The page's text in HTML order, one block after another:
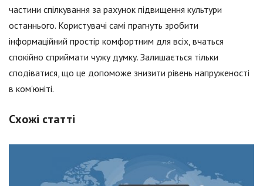
частини спілкування за рахунок підвищення культури
останнього. Користувачі самі прагнуть зробити
інформаційний простір комфортним для всіх, вчаться
спокійно сприймати чужу думку. Залишається тільки
сподіватися, що це допоможе знизити рівень напруженості
в ком'юніті.
Схожі статті